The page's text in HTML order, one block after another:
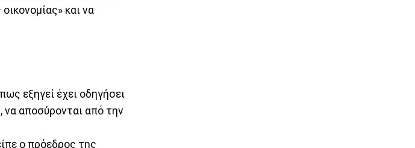
και να
εξηγεί έχει οδηγήσει
να αποσύρονται από την
ο πρόεδρος της